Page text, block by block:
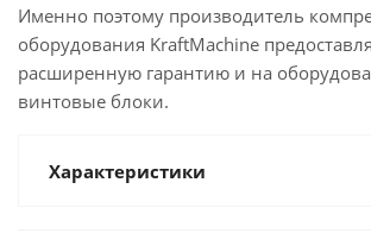
Именно поэтому производитель
оборудования KraftMachine
расширенную гарантию и на
винтовые блоки.
Характеристики